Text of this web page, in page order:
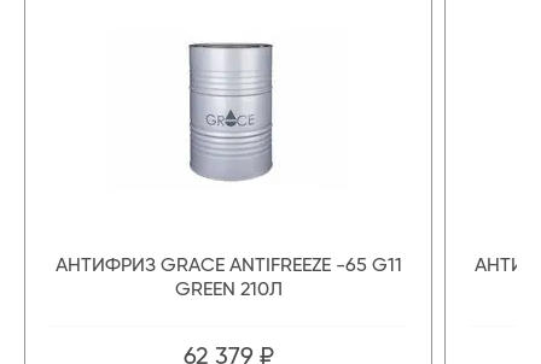
АНТИФРИЗ GRACE ANTIFREEZE -65 G11
GREEN 210Л
62 379 ₽